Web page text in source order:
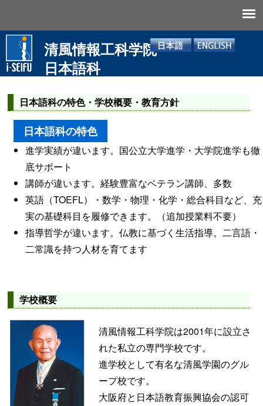
清風情報工科学院
日本語科
日本語科の特色・学校概要・教育方針
日本語科の特色
進学実績が違います。国公立大学進学・大学院進学も徹
底サポート
講師が違います。経験豊富なベテラン講師、多数
英語（TOEFL）・数学・物理・化学・総合科目など、充
実の基礎科目を履修できます。（追加授業料不要）
指導哲学が違います。仏教に基づく生活指導。二言語・
二常識を持つ人材を育てます
学校概要
清風情報工科学院は2001年に設立さ
れた私立の専門学校です。
進学校として有名な清風学園のグル
ープ校です。
大阪府と日本語教育振興協会の認可